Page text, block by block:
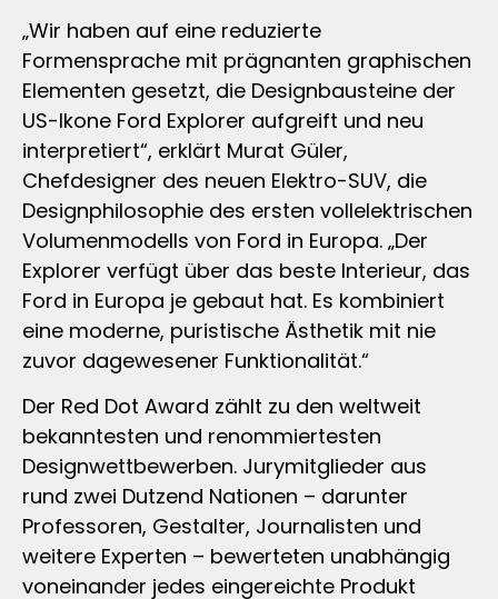
„Wir haben auf eine reduzierte
Formensprache mit prägnanten graphischen
Elementen gesetzt, die Designbausteine der
US-Ikone Ford Explorer aufgreift und neu
interpretiert“, erklärt Murat Güler,
Chefdesigner des neuen Elektro-SUV, die
Designphilosophie des ersten vollelektrischen
Volumenmodells von Ford in Europa. „Der
Explorer verfügt über das beste Interieur, das
Ford in Europa je gebaut hat. Es kombiniert
eine moderne, puristische Ästhetik mit nie
zuvor dagewesener Funktionalität.“
Der Red Dot Award zählt zu den weltweit
bekanntesten und renommiertesten
Designwettbewerben. Jurymitglieder aus
rund zwei Dutzend Nationen – darunter
Professoren, Gestalter, Journalisten und
weitere Experten – bewerteten unabhängig
voneinander jedes eingereichte Produkt